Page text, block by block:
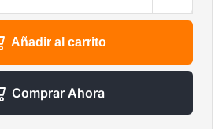
Añadir al carrito
Comprar Ahora